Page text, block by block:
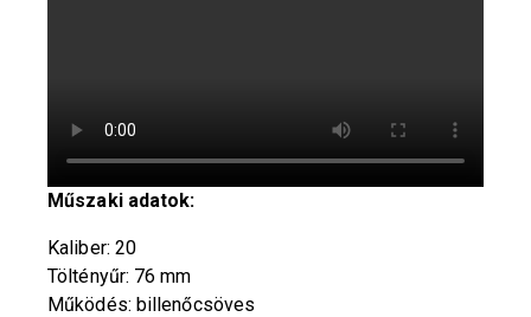
Műszaki adatok:
Kaliber: 20
Töltényűr: 76 mm
Működés: billenőcsöves